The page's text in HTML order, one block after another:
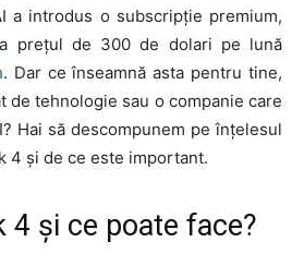
a introdus o subscripție premium,
prețul de 300 de dolari pe lună
. Dar ce înseamnă asta pentru tine,
de tehnologie sau o companie care
Hai să descompunem pe înțelesul
4 și de ce este important.
4 și ce poate face?